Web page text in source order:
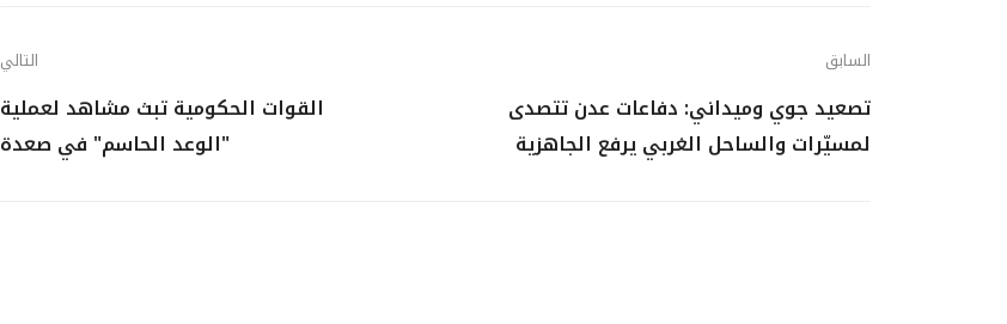
السابق
تصعيد جوي وميداني: دفاعات عدن تتصدى
لمسيّرات والساحل الغربي يرفع الجاهزية
التالي
القوات الحكومية تبث مشاهد لعملية
"الوعد الحاسم" في صعدة